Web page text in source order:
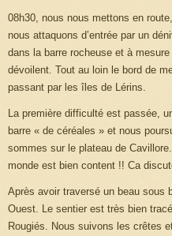
08h30, nous nous mettons en
nous attaquons d’entrée par un
dans la barre rocheuse et à
dévoilent. Tout au loin le bord de
passant par les îles de Lérins.
La première difficulté est passée,
barre « de céréales » et nous
sommes sur le plateau de
monde est bien content !! Ca
Après avoir traversé un beau sous
Ouest. Le sentier est très bien
Rougiés. Nous suivons les crêtes